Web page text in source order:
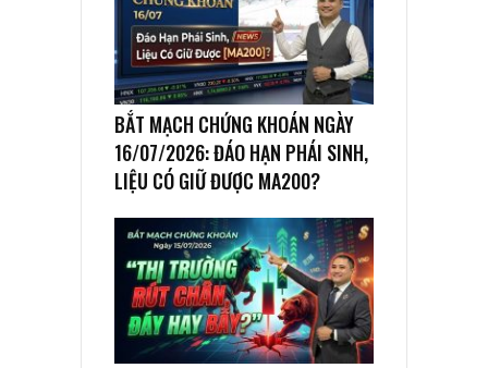
BẮT MẠCH CHỨNG KHOÁN NGÀY
16/07/2026: ĐÁO HẠN PHÁI SINH,
LIỆU CÓ GIỮ ĐƯỢC MA200?